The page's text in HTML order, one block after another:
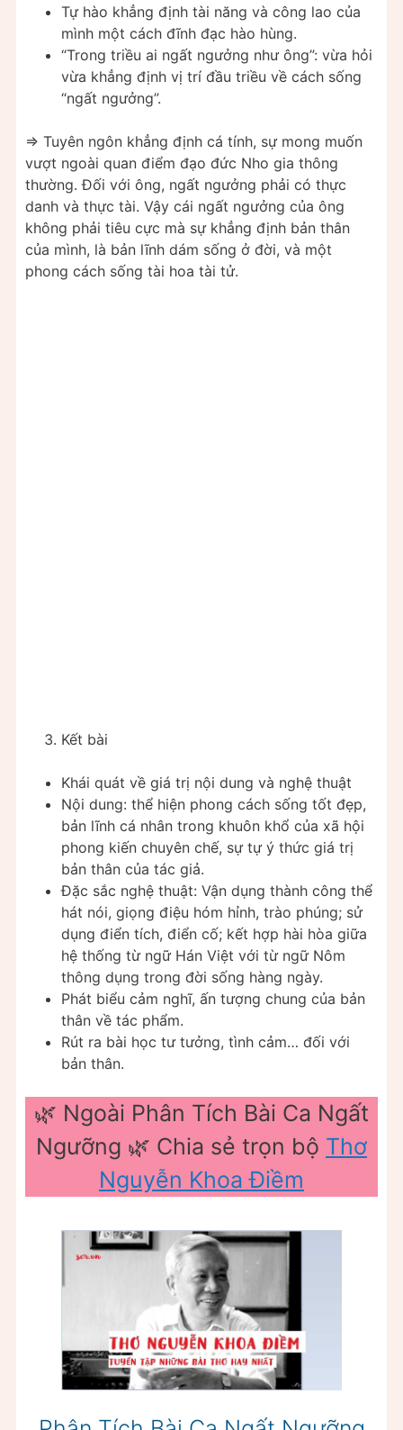
Tự hào khẳng định tài năng và công lao của
mình một cách đĩnh đạc hào hùng.
“Trong triều ai ngất ngưởng như ông”: vừa hỏi
vừa khẳng định vị trí đầu triều về cách sống
“ngất ngưởng”.
=> Tuyên ngôn khẳng định cá tính, sự mong muốn
vượt ngoài quan điểm đạo đức Nho gia thông
thường. Đối với ông, ngất ngưởng phải có thực
danh và thực tài. Vậy cái ngất ngưởng của ông
không phải tiêu cực mà sự khẳng định bản thân
của mình, là bản lĩnh dám sống ở đời, và một
phong cách sống tài hoa tài tử.
Kết bài
Khái quát về giá trị nội dung và nghệ thuật
Nội dung: thể hiện phong cách sống tốt đẹp,
bản lĩnh cá nhân trong khuôn khổ của xã hội
phong kiến chuyên chế, sự tự ý thức giá trị
bản thân của tác giả.
Đặc sắc nghệ thuật: Vận dụng thành công thể
hát nói, giọng điệu hóm hỉnh, trào phúng; sử
dụng điển tích, điển cố; kết hợp hài hòa giữa
hệ thống từ ngữ Hán Việt với từ ngữ Nôm
thông dụng trong đời sống hàng ngày.
Phát biểu cảm nghĩ, ấn tượng chung của bản
thân về tác phẩm.
Rút ra bài học tư tưởng, tình cảm… đối với
bản thân.
🌿 Ngoài Phân Tích Bài Ca Ngất
Ngưỡng 🌿 Chia sẻ trọn bộ Thơ
Nguyễn Khoa Điềm